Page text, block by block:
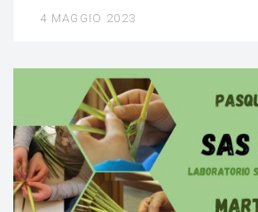
4 MAGGIO 2023